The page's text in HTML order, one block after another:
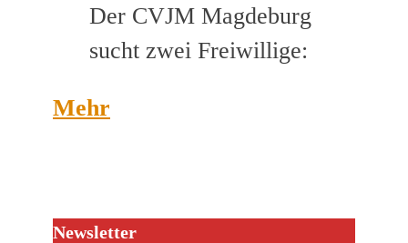
Der CVJM Magdeburg
sucht zwei Freiwillige:
Mehr
Newsletter